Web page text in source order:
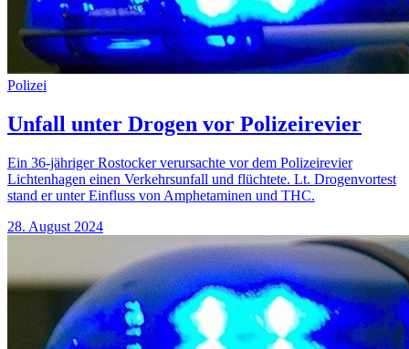
Polizei
Unfall unter Drogen vor Polizeirevier
Ein 36-jähriger Rostocker verursachte vor dem Polizeirevier
Lichtenhagen einen Verkehrsunfall und flüchtete. Lt. Drogenvortest
stand er unter Einfluss von Amphetaminen und THC.
28. August 2024